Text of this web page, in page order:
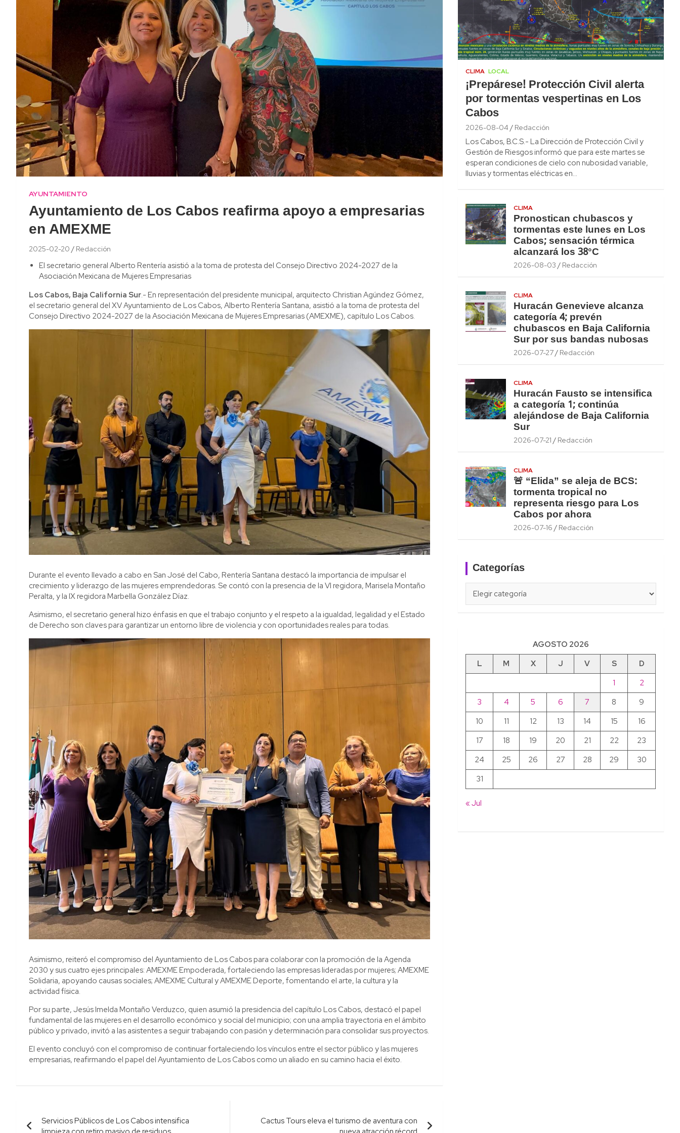
AYUNTAMIENTO
Ayuntamiento de Los Cabos reafirma apoyo a empresarias
en AMEXME
2025-02-20 Redacción
El secretario general Alberto Rentería asistió a la toma de protesta del Consejo Directivo 2024-2027 de la
Asociación Mexicana de Mujeres Empresarias
Los Cabos, Baja California Sur.- En representación del presidente municipal, arquitecto Christian Agúndez Gómez,
el secretario general del XV Ayuntamiento de Los Cabos, Alberto Rentería Santana, asistió a la toma de protesta del
Consejo Directivo 2024-2027 de la Asociación Mexicana de Mujeres Empresarias (AMEXME), capítulo Los Cabos.
Durante el evento llevado a cabo en San José del Cabo, Rentería Santana destacó la importancia de impulsar el
crecimiento y liderazgo de las mujeres emprendedoras. Se contó con la presencia de la VI regidora, Marisela Montaño
Peralta, y la IX regidora Marbella González Díaz.
Asimismo, el secretario general hizo énfasis en que el trabajo conjunto y el respeto a la igualdad, legalidad y el Estado
de Derecho son claves para garantizar un entorno libre de violencia y con oportunidades reales para todas.
Asimismo, reiteró el compromiso del Ayuntamiento de Los Cabos para colaborar con la promoción de la Agenda
2030 y sus cuatro ejes principales: AMEXME Empoderada, fortaleciendo las empresas lideradas por mujeres; AMEXME
Solidaria, apoyando causas sociales; AMEXME Cultural y AMEXME Deporte, fomentando el arte, la cultura y la
actividad física.
Por su parte, Jesús Imelda Montaño Verduzco, quien asumió la presidencia del capítulo Los Cabos, destacó el papel
fundamental de las mujeres en el desarrollo económico y social del municipio; con una amplia trayectoria en el ámbito
público y privado, invitó a las asistentes a seguir trabajando con pasión y determinación para consolidar sus proyectos.
El evento concluyó con el compromiso de continuar fortaleciendo los vínculos entre el sector público y las mujeres
empresarias, reafirmando el papel del Ayuntamiento de Los Cabos como un aliado en su camino hacia el éxito.
Navegación
Servicios Públicos de Los Cabos intensifica
Cactus Tours eleva el turismo de aventura con
CLIMA LOCAL
¡Prepárese! Protección Civil alerta
por tormentas vespertinas en Los
Cabos
2026-08-04 Redacción
Los Cabos, B.C.S.- La Dirección de Protección Civil y
Gestión de Riesgos informó que para este martes se
esperan condiciones de cielo con nubosidad variable,
lluvias y tormentas eléctricas en…
CLIMA
Pronostican chubascos y
tormentas este lunes en Los
Cabos; sensación térmica
alcanzará los 38°C
2026-08-03 Redacción
CLIMA
Huracán Genevieve alcanza
categoría 4; prevén
chubascos en Baja California
Sur por sus bandas nubosas
2026-07-27 Redacción
CLIMA
Huracán Fausto se intensifica
a categoría 1; continúa
alejándose de Baja California
Sur
2026-07-21 Redacción
CLIMA
🚨 “Elida” se aleja de BCS:
tormenta tropical no
representa riesgo para Los
Cabos por ahora
2026-07-16 Redacción
Categorías
AGOSTO 2026
L
M X J V S
D
1
2
3
4 5 6 7 8
9
10
11 12 13 14 15
16
17
18 19 20 21 22
23
24
25 26 27 28 29
30
31
« Jul